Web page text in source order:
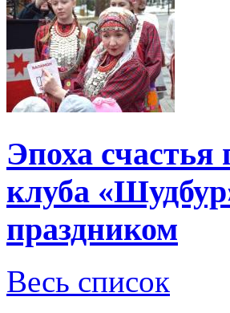
Эпоха
клуба
праздником
Весь список